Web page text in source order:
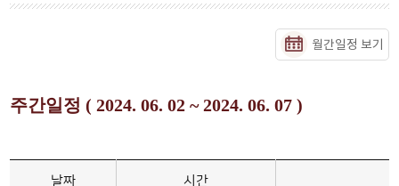
월간일정 보기
주간일정 ( 2024. 06. 02 ~ 2024. 06. 07 )
날짜 시간